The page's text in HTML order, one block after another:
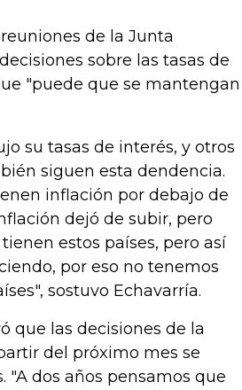
de la Junta
sobre las tasas de
"puede que se mantengan
su tasas de interés, y otros
siguen esta dendencia.
inflación por debajo de
dejó de subir, pero
estos países, pero así
por eso no tenemos
sostuvo Echavarría.
que las decisiones de la
del próximo mes se
dos años pensamos que